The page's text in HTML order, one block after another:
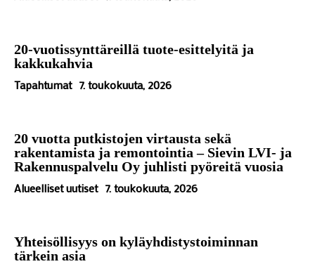
20-vuotissynttäreillä tuote-esittelyitä ja
kakkukahvia
Tapahtumat 7. toukokuuta, 2026
20 vuotta putkistojen virtausta sekä
rakentamista ja remontointia – Sievin LVI- ja
Rakennuspalvelu Oy juhlisti pyöreitä vuosia
Alueelliset uutiset 7. toukokuuta, 2026
Yhteisöllisyys on kyläyhdistystoiminnan
tärkein asia